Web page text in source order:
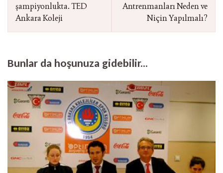
şampiyonlukta. TED
Ankara Koleji
Antrenmanları Neden ve
Niçin Yapılmalı?
Bunlar da hoşunuza gidebilir...